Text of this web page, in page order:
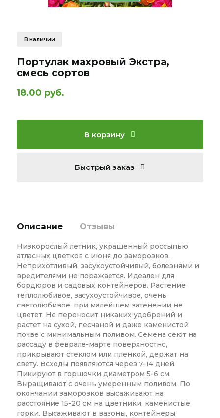
В наличии
Портулак махровый Экстра,
смесь сортов
18.00 руб.
В корзину
Быстрый заказ
Описание Отзывы
Низкорослый летник, украшенный россыпью
атласных цветков с июня до заморозков.
Неприхотливый, засухоустойчивый, болезнями и
вредителями не поражается. Идеален для
бордюров и садовых контейнеров. Растение
теплолюбивое, засухоустойчивое, очень
светолюбивое, при малейшем затенении не
цветет. Не переносит никаких удобрений и
растет на сухой, песчаной и даже каменистой
почве с минимальным поливом. Семена сеют на
рассаду в феврале-марте поверхностно,
прикрывают стеклом или пленкой, держат на
свету. Всходы появляются через 7-14 дней.
Пикируют в горшочки диаметром 5-6 см.
Выращивают с очень умеренным поливом. По
окончании заморозков высаживают на
расстояние 15-20 см на цветники, каменистые
горки. Высаживают в вазоны, контейнеры,